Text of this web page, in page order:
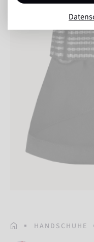
STARTSEITEHANDSCHUHE